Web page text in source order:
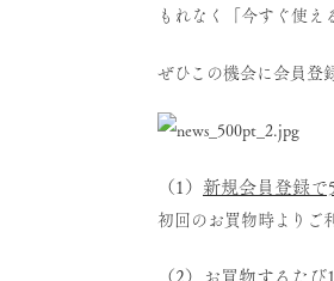
もれなく
「今すぐ使え
ぜひこの機会に会員登
（1） 新規会員登録で
初回のお買物時よりご